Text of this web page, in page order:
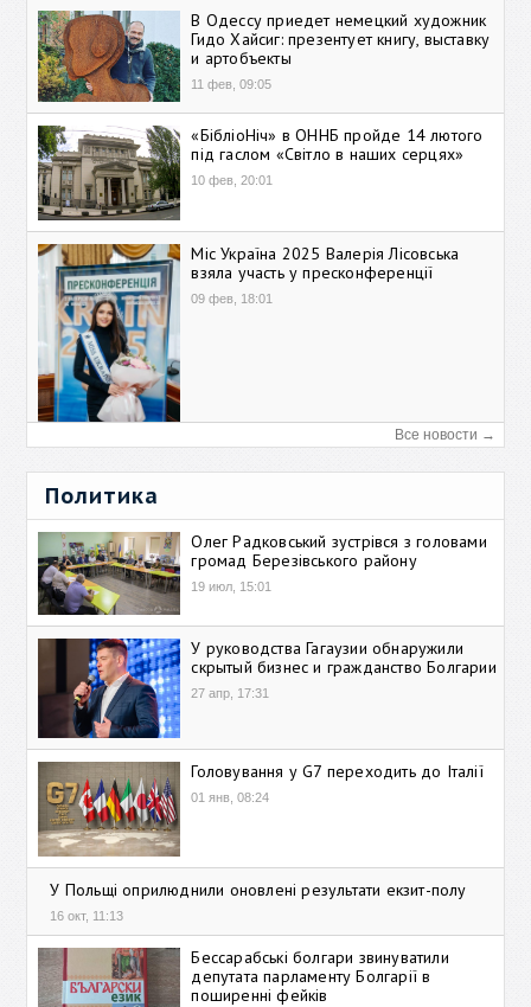
В Одессу приедет немецкий художник
Гидо Хайсиг: презентует книгу, выставку
и артобъекты
11 фев, 09:05
«БібліоНіч» в ОННБ пройде 14 лютого
під гаслом «Світло в наших серцях»
10 фев, 20:01
Міс Україна 2025 Валерія Лісовська
взяла участь у пресконференції
09 фев, 18:01
Все новости →
Политика
Олег Радковський зустрівся з головами
громад Березівського району
19 июл, 15:01
У руководства Гагаузии обнаружили
скрытый бизнес и гражданство Болгарии
27 апр, 17:31
Головування у G7 переходить до Італії
01 янв, 08:24
У Польщі оприлюднили оновлені результати екзит-полу
16 окт, 11:13
Бессарабські болгари звинуватили
депутата парламенту Болгарії в
поширенні фейків